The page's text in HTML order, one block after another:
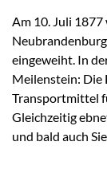
Am 10. Juli
eingeweiht. In
Meilenstein: Die
Transportmittel
Gleichzeitig
und bald auch